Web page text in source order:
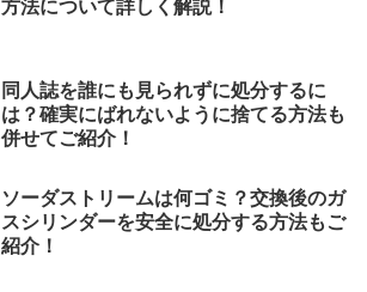
方法について詳しく解説！
同人誌を誰にも見られずに処分するに
は？確実にばれないように捨てる方法も
併せてご紹介！
ソーダストリームは何ゴミ？交換後のガ
スシリンダーを安全に処分する方法もご
紹介！